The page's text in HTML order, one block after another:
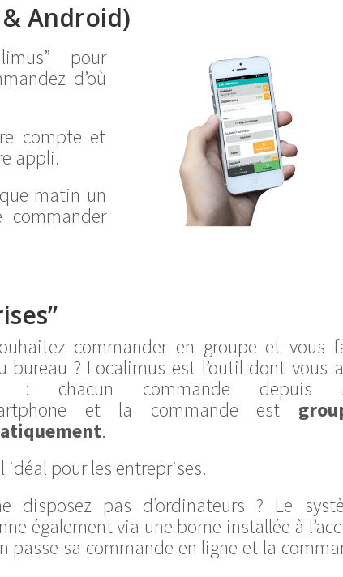
Android)
pour
d’où
compte et
appli.
matin un
commander en groupe et vous
bureau ? Localimus est l’outil dont vous
: chacun commande depuis
et la commande est
.
idéal pour les entreprises.
disposez pas d’ordinateurs ? Le
également via une borne installée à
passe sa commande en ligne et la